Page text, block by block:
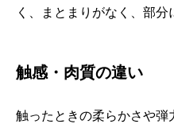
く、まとまりがなく、部分
触感・肉質の違い
触ったときの柔らかさや弾